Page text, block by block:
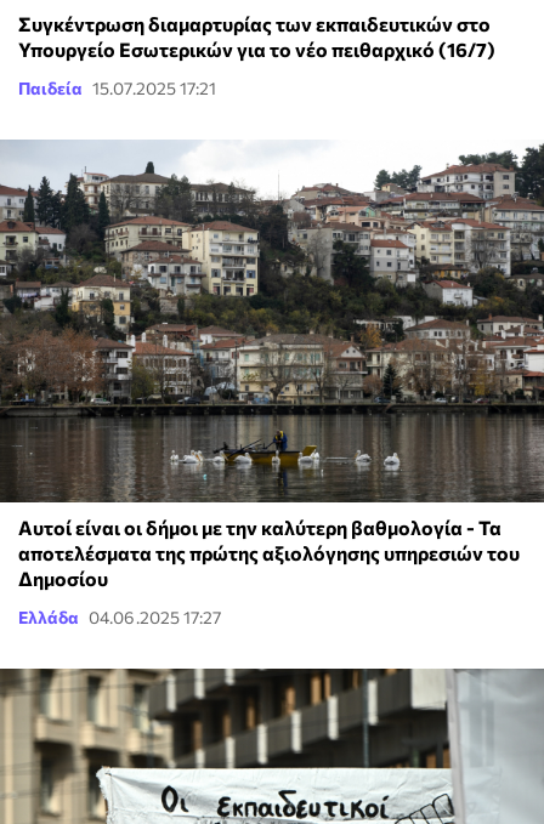
Συγκέντρωση διαμαρτυρίας των εκπαιδευτικών στο
Υπουργείο Εσωτερικών για το νέο πειθαρχικό (16/7)
Παιδεία 15.07.2025 17:21
Αυτοί είναι οι δήμοι με την καλύτερη βαθμολογία - Τα
αποτελέσματα της πρώτης αξιολόγησης υπηρεσιών του
Δημοσίου
Ελλάδα 04.06.2025 17:27